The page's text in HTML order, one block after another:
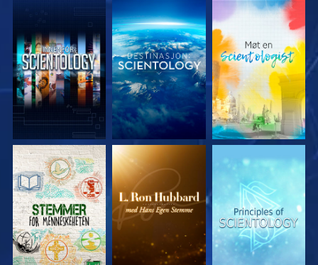
UTFORSK SERIEN UTFORSK SERIEN UTFORSK SERIEN